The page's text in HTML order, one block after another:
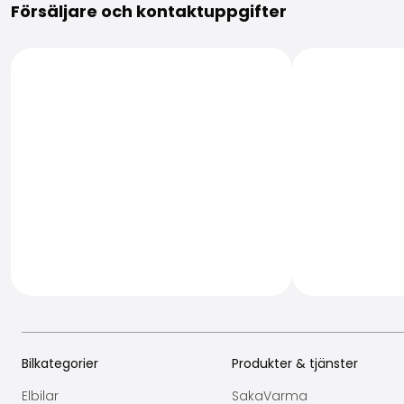
Försäljare och kontaktuppgifter
Bilkategorier
Elbilar
Produkter & tjänster
SakaVarma